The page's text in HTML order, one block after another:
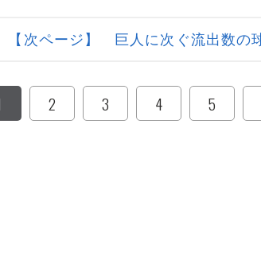
【次ページ】 巨人に次ぐ流出数
2 3 4 5